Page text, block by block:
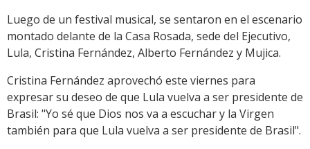
Luego de un festival musical, se sentaron en el escenario
montado delante de la Casa Rosada, sede del Ejecutivo,
Lula, Cristina Fernández, Alberto Fernández y Mujica.
Cristina Fernández aprovechó este viernes para
expresar su deseo de que Lula vuelva a ser presidente de
Brasil: "Yo sé que Dios nos va a escuchar y la Virgen
también para que Lula vuelva a ser presidente de Brasil".